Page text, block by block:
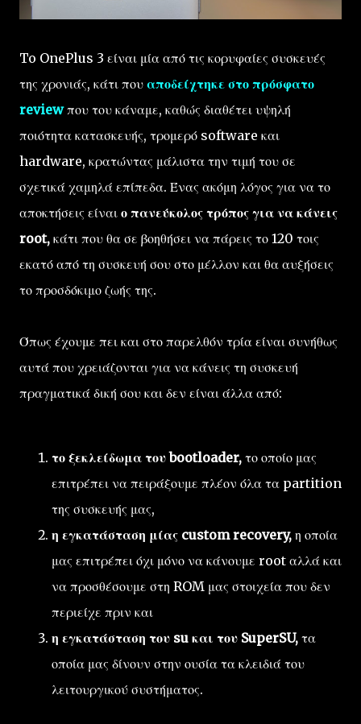
To OnePlus 3 είναι μία από τις κορυφαίες συσκευές
της χρονιάς, κάτι που αποδείχτηκε στο πρόσφατο
reviewπου του κάναμε, καθώς διαθέτει υψηλή
ποιότητα κατασκευής, τρομερό software και
hardware, κρατώντας μάλιστα την τιμή του σε
σχετικά χαμηλά επίπεδα. Ένας ακόμη λόγος για να το
αποκτήσεις είναι ο πανεύκολος τρόπος για να κάνεις
root, κάτι που θα σε βοηθήσει να πάρεις το 120 τοις
εκατό από τη συσκευή σου στο μέλλον και θα αυξήσεις
το προσδόκιμο ζωής της.
Όπως έχουμε πει και στο παρελθόν τρία είναι συνήθως
αυτά που χρειάζονται για να κάνεις τη συσκευή
πραγματικά δική σου και δεν είναι άλλα από:
το ξεκλείδωμα του bootloader, το οποίο μας
επιτρέπει να πειράξουμε πλέον όλα τα partition
της συσκευής μας,
η εγκατάσταση μίας custom recovery, η οποία
μας επιτρέπει όχι μόνο να κάνουμε root αλλά και
να προσθέσουμε στη ROM μας στοιχεία που δεν
περιείχε πριν και
η εγκατάσταση του su και του SuperSU, τα
οποία μας δίνουν στην ουσία τα κλειδιά του
λειτουργικού συστήματος.